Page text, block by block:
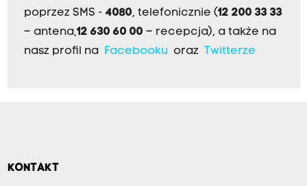
poprzez SMS - 4080, telefonicznie (12 200 33 33
– antena,12 630 60 00 – recepcja), a także na
nasz profil na
Facebookuoraz Twitterze
KONTAKT